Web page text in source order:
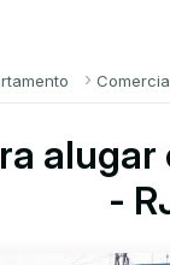
alugar
-